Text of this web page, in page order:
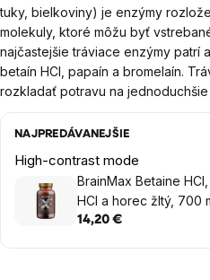
tuky, bielkoviny) je enzýmy
molekuly, ktoré môžu byť
najčastejšie tráviace enzýmy patrí
betaín HCl, papaín a bromelaín.
rozkladať potravu na
NAJPREDÁVANEJŠIE
High-contrast mode
BrainMax Betaine
HCl a horec žltý, 700
kapsúl
14,20 €